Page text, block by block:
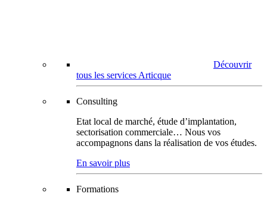
Découvrir
tous les services Articque
Consulting
Etat local de marché, étude d’implantation,
sectorisation commerciale… Nous vos
accompagnons dans la réalisation de vos études.
En savoir plus
Formations